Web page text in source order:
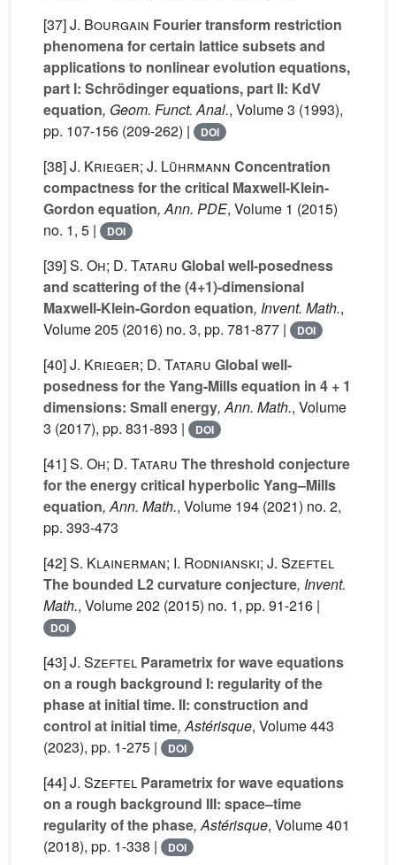
[37]J. Bourgain Fourier transform restriction
phenomena for certain lattice subsets and
applications to nonlinear evolution equations,
part I: Schrödinger equations, part II: KdV
equation, Geom. Funct. Anal., Volume 3 (1993),
pp. 107-156 (209-262) |
DOI
[38]J. Krieger; J. Lührmann Concentration
compactness for the critical Maxwell-Klein-
Gordon equation, Ann. PDE, Volume 1 (2015)
no. 1, 5 |
DOI
[39]S. Oh; D. Tataru Global well-posedness
and scattering of the (4+1)-dimensional
Maxwell-Klein-Gordon equation, Invent. Math.,
Volume 205 (2016) no. 3, pp. 781-877 | DOI
[40]J. Krieger; D. Tataru Global well-
posedness for the Yang-Mills equation in 4 + 1
dimensions: Small energy, Ann. Math., Volume
3 (2017), pp. 831-893 | DOI
[41]S. Oh; D. Tataru The threshold conjecture
for the energy critical hyperbolic Yang–Mills
equation, Ann. Math., Volume 194 (2021) no. 2,
pp. 393-473
[42]S. Klainerman; I. Rodnianski; J. Szeftel
The bounded L2 curvature conjecture, Invent.
Math., Volume 202 (2015) no. 1, pp. 91-216 |
DOI
[43]J. Szeftel Parametrix for wave equations
on a rough background I: regularity of the
phase at initial time. II: construction and
control at initial time, Astérisque, Volume 443
(2023), pp. 1-275 |
DOI
[44]J. Szeftel Parametrix for wave equations
on a rough background III: space–time
regularity of the phase, Astérisque, Volume 401
(2018), pp. 1-338 |
DOI